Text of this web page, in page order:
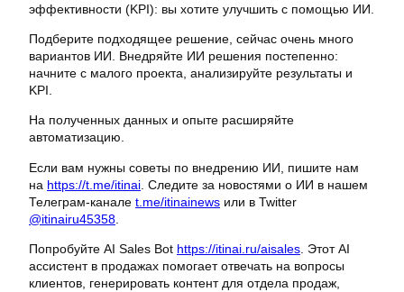
эффективности (KPI): вы хотите улучшить с помощью ИИ.
Подберите подходящее решение, сейчас очень много
вариантов ИИ. Внедряйте ИИ решения постепенно:
начните с малого проекта, анализируйте результаты и
KPI.
На полученных данных и опыте расширяйте
автоматизацию.
Если вам нужны советы по внедрению ИИ, пишите нам
на https://t.me/itinai . Следите за новостями о ИИ в нашем
Телеграм-канале t.me/itinainews или в Twitter
@itinairu45358
Попробуйте AI Sales Bot https://itinai.ru/aisales . Этот AI
ассистент в продажах помогает отвечать на вопросы
клиентов, генерировать контент для отдела продаж,